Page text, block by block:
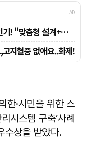
한·시민을 위한 스
시스템 구축’사례
수상을 받았다.